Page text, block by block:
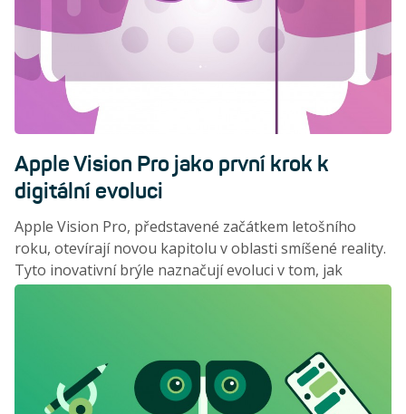
Apple Vision Pro jako první krok k
digitální evoluci
Apple Vision Pro, představené začátkem letošního
roku, otevírají novou kapitolu v oblasti smíšené reality.
Tyto inovativní brýle naznačují evoluci v tom, jak
pracujeme, komunikujeme a bavíme se. Opravdu před